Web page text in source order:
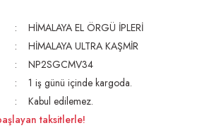
HİMALAYA EL ÖRGÜ İPLERİ
HİMALAYA ULTRA KAŞMİR
NP2SGCMV34
1 iş günü içinde kargoda.
Kabul edilemez.
taksitlerle!